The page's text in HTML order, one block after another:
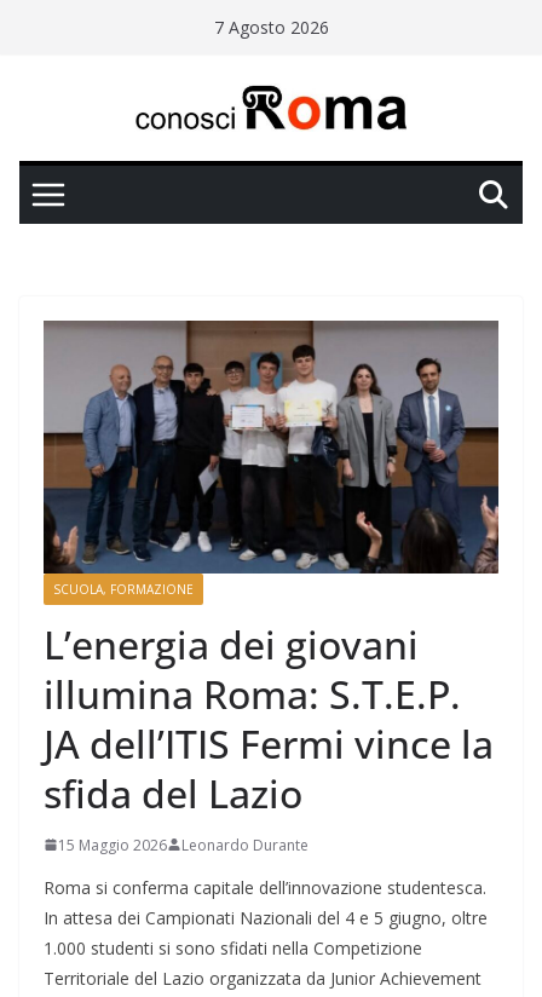
7 Agosto 2026
SCUOLA, FORMAZIONE
L’energia dei giovani
illumina Roma: S.T.E.P.
JA dell’ITIS Fermi vince la
sfida del Lazio
15 Maggio 2026 Leonardo Durante
Roma si conferma capitale dell’innovazione studentesca.
In attesa dei Campionati Nazionali del 4 e 5 giugno, oltre
1.000 studenti si sono sfidati nella Competizione
Territoriale del Lazio organizzata da Junior Achievement